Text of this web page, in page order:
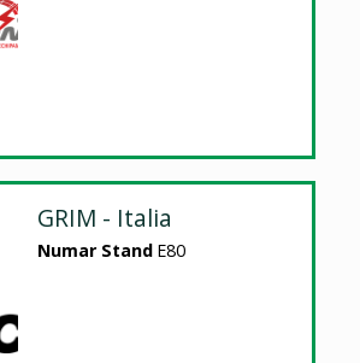
GRIM - Italia
Numar Stand E80